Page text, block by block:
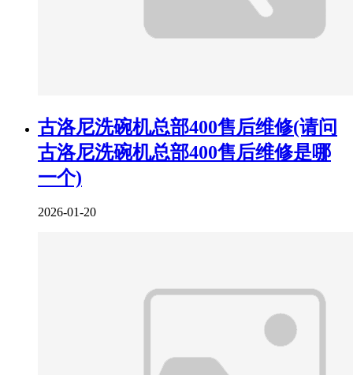
古洛尼洗碗机总部400售后维修(请问
古洛尼洗碗机总部400售后维修是哪
一个)
2026-01-20